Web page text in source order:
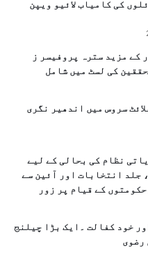
کی کامیاب لائیو ویپن
کے مزید سترہ پروفیسر ز
کی لسٹ میں شامل
سروس میں اندھیر نگری
نظام کی بحالی کے لیے
جلد انتخابات اور آئین سے
کے قیام پر زور
خود کفالت ۔ایک بڑا چیلنج
رضوی